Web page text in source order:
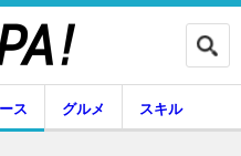
ス グルメ スキル